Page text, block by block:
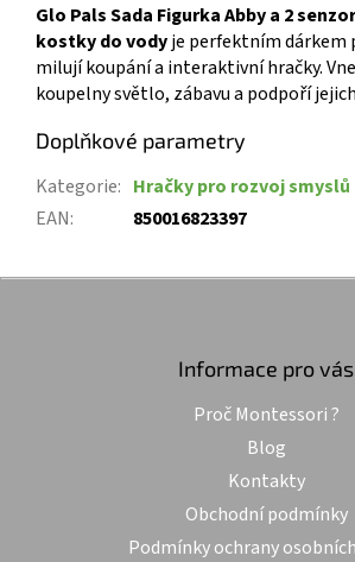
Glo Pals Sada Figurka Abby a 2
kostky do vodyje perfektním dárkem
milují koupání a interaktivní hračky.
koupelny světlo, zábavu a podpoří
Doplňkové parametry
Kategorie: Hračky pro rozvoj smyslů
EAN: 850016823397
Z
Informace pro vás
Proč Montessori ?
Blog
Kontakty
Obchodní podmínky
Podmínky ochrany